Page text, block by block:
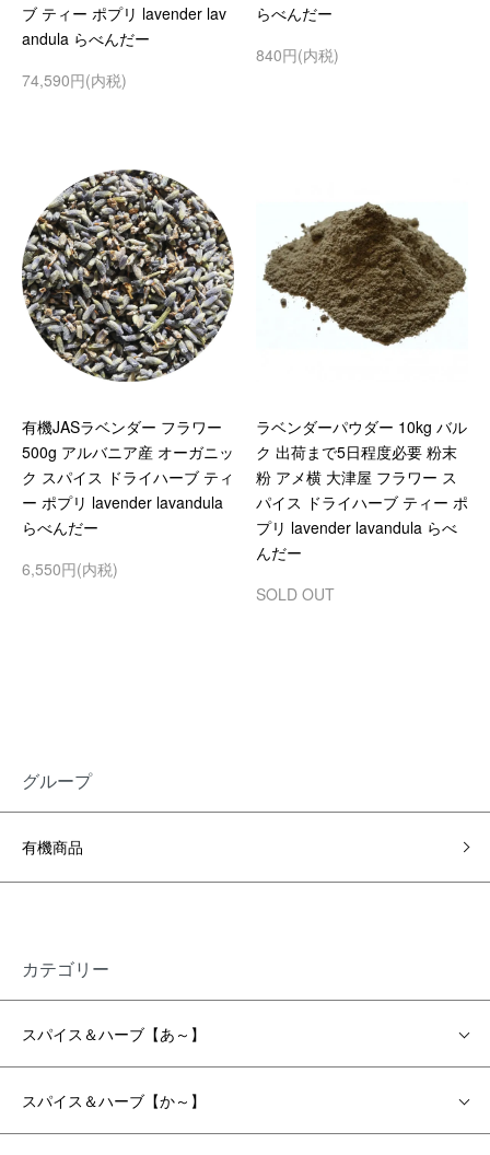
ブ ティー ポプリ lavender lav
andula らべんだー
74,590円(内税)
らべんだー
840円(内税)
有機JASラベンダー フラワー
500g アルバニア産 オーガニッ
ク スパイス ドライハーブ ティ
ー ポプリ lavender lavandula
らべんだー
6,550円(内税)
ラベンダーパウダー 10kg バル
ク 出荷まで5日程度必要 粉末
粉 アメ横 大津屋 フラワー ス
パイス ドライハーブ ティー ポ
プリ lavender lavandula らべ
んだー
SOLD OUT
グループ
有機商品
カテゴリー
スパイス＆ハーブ【あ～】
スパイス＆ハーブ【か～】